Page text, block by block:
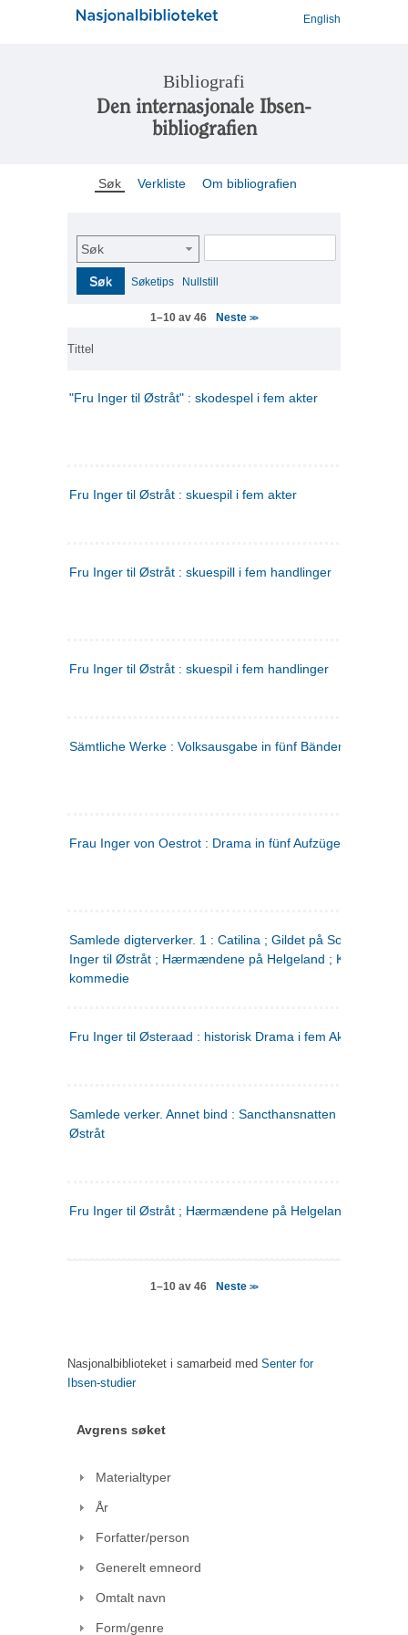
English
Bibliografi
Den internasjonale Ibsen-
bibliografien
Søk Verkliste Om bibliografien
Søk
Søk Søketips Nullstill
1–10 av 46 Neste>>
Tittel
"Fru Inger til Østråt" : skodespel i fem akter
Fru Inger til Østråt : skuespil i fem akter
Fru Inger til Østråt : skuespill i fem handlinger
Fru Inger til Østråt : skuespil i fem handlinger
Sämtliche Werke : Volksausgabe in fünf Bänden
Frau Inger von Oestrot : Drama in fünf Aufzügen
Samlede digterverker. 1 : Catilina ; Gildet på Solhaug ; Fru
Inger til Østråt ; Hærmændene på Helgeland ;
kommedie
Fru Inger til Østeraad : historisk Drama i fem Akter
Samlede verker. Annet bind : Sancthansnatten ; Fru Inger
Østråt
Fru Inger til Østråt ; Hærmændene på Helgeland
1–10 av 46 Neste>>
Nasjonalbiblioteket i samarbeid med Senter for
Ibsen-studier
Avgrens søket
Materialtyper
År
Forfatter/person
Generelt emneord
Omtalt navn
Form/genre